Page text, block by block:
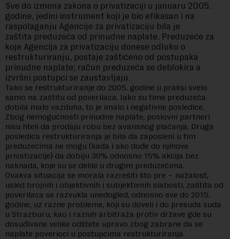
Sve do izmena zakona o privatizaciji u januaru 2005.
godine, jedini instrument koji je bio efikasan i na
raspolaganju Agencije za privatizaciju bila je
zaštita preduzeća od prinudne naplate. Preduzeće za
koje Agencija za privatizaciju donese odluku o
restrukturiranju, postaje zaštićeno od postupaka
prinudne naplate; račun preduzeća se deblokira a
izvršni postupci se zaustavljaju.
Tako se restrukturiranje do 2005. godine u praksi svelo
samo na zaštitu od poverilaca. Iako su time preduzeća
dobila malo vazduha, to je imalo i negativne posledice.
Zbog nemogućnosti prinudne naplate, poslovni partneri
nisu hteli da prodaju robu bez avansnog plaćanja. Druga
posledica restrukturiranja je bila da zaposleni u tim
preduzećima ne mogu (kada i ako dođe do njihove
privatizacije) da dobiju 30% odnosno 15% akcija bez
naknada, koje su se delile u drugim preduzećima.
Ovakva situacija se morala razrešiti što pre – nažalost,
usled brojnih i objektivnih i subjektivnih slabosti, zaštita od
poverilaca se razvukla unedogled, odnosno sve do 2015.
godine, uz razne probleme, koji su doveli i do presuda suda
u Strazburu, kao i raznih arbitraža protiv države gde su
dosuđivane velike odštete upravo zbog zabrane da se
naplate poverioci u postupcima restrukturiranja.